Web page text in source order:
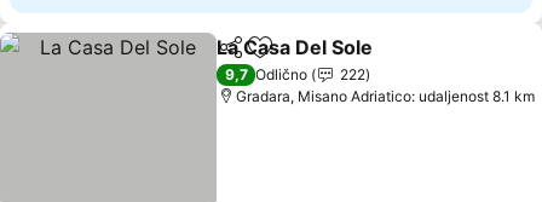
Deli Dodati u favorite
La Casa Del Sole
9,7 Odlično
222
Gradara, Misano Adriatico: udaljenost 8.1 km